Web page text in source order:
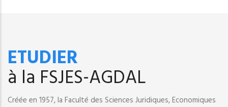
ETUDIER
à la FSJES-AGDAL
Créée en 1957, la Faculté des Sciences Juridiques, Economiques